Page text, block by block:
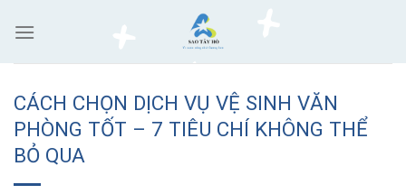
CÁCH CHỌN DỊCH VỤ VỆ SINH VĂN
PHÒNG TỐT – 7 TIÊU CHÍ KHÔNG THỂ
BỎ QUA